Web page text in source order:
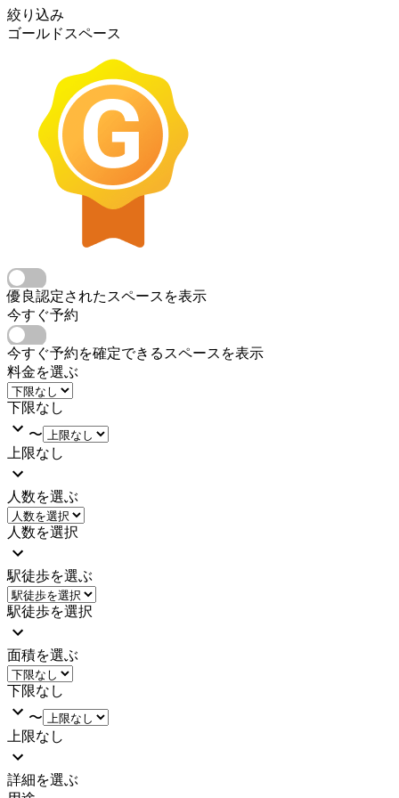
絞り込み
ゴールドスペース
優良認定されたスペースを表示
今すぐ予約
今すぐ予約を確定できるスペースを表示
料金を選ぶ
下限なし
〜
上限なし
人数を選ぶ
人数を選択
駅徒歩を選ぶ
駅徒歩を選択
面積を選ぶ
下限なし
〜
上限なし
詳細を選ぶ